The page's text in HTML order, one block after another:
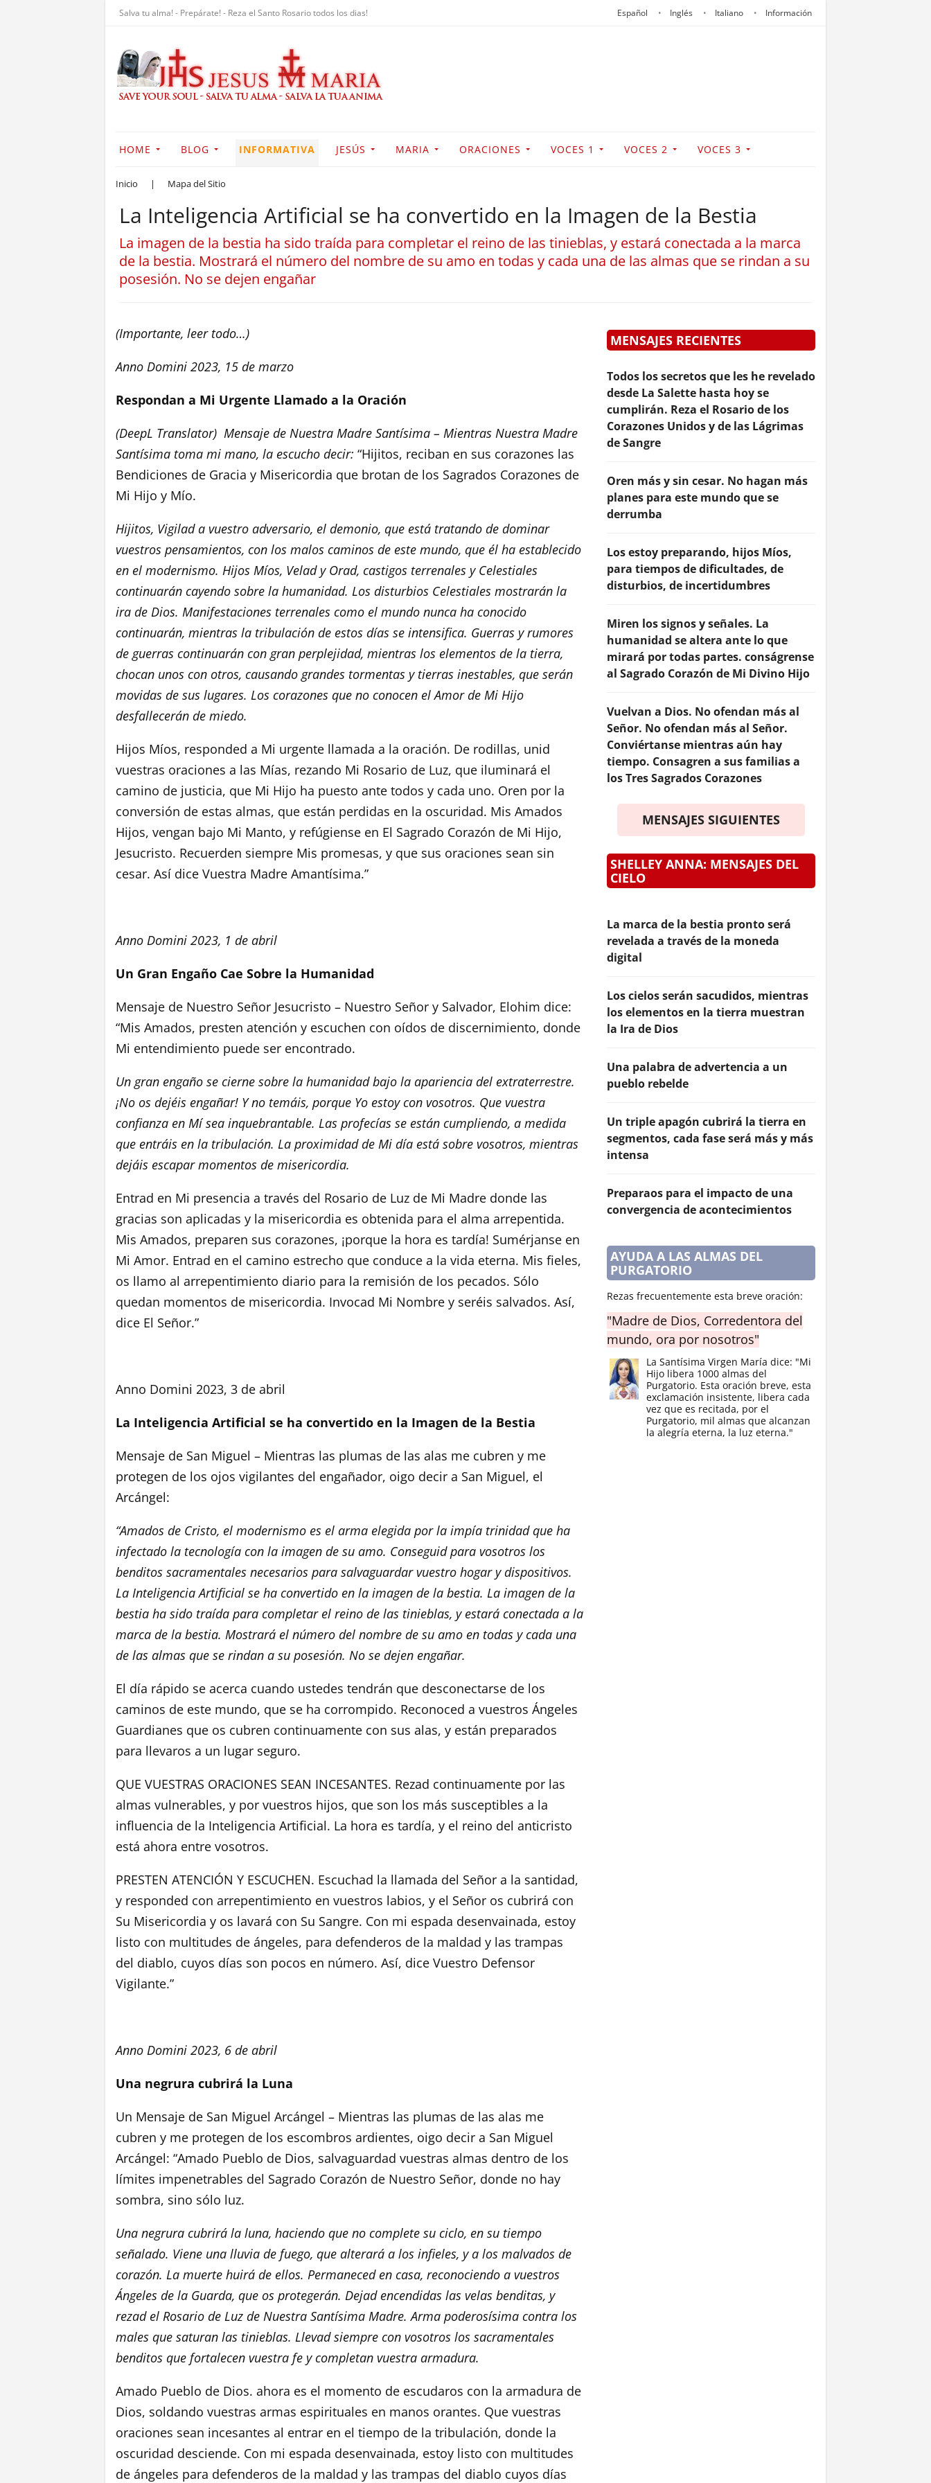
Salva tu alma! - Prepárate! - Reza el Santo Rosario todos los dias! Español Inglés Italiano Información
HOME BLOG INFORMATIVA JESÚS MARIA ORACIONES VOCES 1 VOCES 2 VOCES 3
Inicio | Mapa del Sitio
La Inteligencia Artificial se ha convertido en la Imagen de la Bestia
La imagen de la bestia ha sido traída para completar el reino de las tinieblas, y estará conectada a la marca
de la bestia. Mostrará el número del nombre de su amo en todas y cada una de las almas que se rindan a su
posesión. No se dejen engañar
(Importante, leer todo…)
Anno Domini 2023, 15 de marzo
Respondan a Mi Urgente Llamado a la Oración
(DeepL Translator) Mensaje de Nuestra Madre Santísima – Mientras Nuestra Madre
Santísima toma mi mano, la escucho decir: “Hijitos, reciban en sus corazones las
Bendiciones de Gracia y Misericordia que brotan de los Sagrados Corazones de
Mi Hijo y Mío.
Hijitos, Vigilad a vuestro adversario, el demonio, que está tratando de dominar
vuestros pensamientos, con los malos caminos de este mundo, que él ha establecido
en el modernismo. Hijos Míos, Velad y Orad, castigos terrenales y Celestiales
continuarán cayendo sobre la humanidad. Los disturbios Celestiales mostrarán la
ira de Dios. Manifestaciones terrenales como el mundo nunca ha conocido
continuarán, mientras la tribulación de estos días se intensifica. Guerras y rumores
de guerras continuarán con gran perplejidad, mientras los elementos de la tierra,
chocan unos con otros, causando grandes tormentas y tierras inestables, que serán
movidas de sus lugares. Los corazones que no conocen el Amor de Mi Hijo
desfallecerán de miedo.
Hijos Míos, responded a Mi urgente llamada a la oración. De rodillas, unid
vuestras oraciones a las Mías, rezando Mi Rosario de Luz, que iluminará el
camino de justicia, que Mi Hijo ha puesto ante todos y cada uno. Oren por la
conversión de estas almas, que están perdidas en la oscuridad. Mis Amados
Hijos, vengan bajo Mi Manto, y refúgiense en El Sagrado Corazón de Mi Hijo,
Jesucristo. Recuerden siempre Mis promesas, y que sus oraciones sean sin
cesar. Así dice Vuestra Madre Amantísima.”
Anno Domini 2023, 1 de abril
Un Gran Engaño Cae Sobre la Humanidad
Mensaje de Nuestro Señor Jesucristo – Nuestro Señor y Salvador, Elohim dice:
“Mis Amados, presten atención y escuchen con oídos de discernimiento, donde
Mi entendimiento puede ser encontrado.
Un gran engaño se cierne sobre la humanidad bajo la apariencia del extraterrestre.
¡No os dejéis engañar! Y no temáis, porque Yo estoy con vosotros. Que vuestra
confianza en Mí sea inquebrantable. Las profecías se están cumpliendo, a medida
que entráis en la tribulación. La proximidad de Mi día está sobre vosotros, mientras
dejáis escapar momentos de misericordia.
Entrad en Mi presencia a través del Rosario de Luz de Mi Madre donde las
gracias son aplicadas y la misericordia es obtenida para el alma arrepentida.
Mis Amados, preparen sus corazones, ¡porque la hora es tardía! Sumérjanse en
Mi Amor. Entrad en el camino estrecho que conduce a la vida eterna. Mis fieles,
os llamo al arrepentimiento diario para la remisión de los pecados. Sólo
quedan momentos de misericordia. Invocad Mi Nombre y seréis salvados. Así,
dice El Señor.”
Anno Domini 2023, 3 de abril
La Inteligencia Artificial se ha convertido en la Imagen de la Bestia
Mensaje de San Miguel – Mientras las plumas de las alas me cubren y me
protegen de los ojos vigilantes del engañador, oigo decir a San Miguel, el
Arcángel:
“Amados de Cristo, el modernismo es el arma elegida por la impía trinidad que ha
infectado la tecnología con la imagen de su amo. Conseguid para vosotros los
benditos sacramentales necesarios para salvaguardar vuestro hogar y dispositivos.
La Inteligencia Artificial se ha convertido en la imagen de la bestia. La imagen de la
bestia ha sido traída para completar el reino de las tinieblas, y estará conectada a la
marca de la bestia. Mostrará el número del nombre de su amo en todas y cada una
de las almas que se rindan a su posesión. No se dejen engañar.
El día rápido se acerca cuando ustedes tendrán que desconectarse de los
caminos de este mundo, que se ha corrompido. Reconoced a vuestros Ángeles
Guardianes que os cubren continuamente con sus alas, y están preparados
para llevaros a un lugar seguro.
QUE VUESTRAS ORACIONES SEAN INCESANTES. Rezad continuamente por las
almas vulnerables, y por vuestros hijos, que son los más susceptibles a la
influencia de la Inteligencia Artificial. La hora es tardía, y el reino del anticristo
está ahora entre vosotros.
PRESTEN ATENCIÓN Y ESCUCHEN. Escuchad la llamada del Señor a la santidad,
y responded con arrepentimiento en vuestros labios, y el Señor os cubrirá con
Su Misericordia y os lavará con Su Sangre. Con mi espada desenvainada, estoy
listo con multitudes de ángeles, para defenderos de la maldad y las trampas
del diablo, cuyos días son pocos en número. Así, dice Vuestro Defensor
Vigilante.”
Anno Domini 2023, 6 de abril
Una negrura cubrirá la Luna
Un Mensaje de San Miguel Arcángel – Mientras las plumas de las alas me
cubren y me protegen de los escombros ardientes, oigo decir a San Miguel
Arcángel: “Amado Pueblo de Dios, salvaguardad vuestras almas dentro de los
límites impenetrables del Sagrado Corazón de Nuestro Señor, donde no hay
sombra, sino sólo luz.
Una negrura cubrirá la luna, haciendo que no complete su ciclo, en su tiempo
señalado. Viene una lluvia de fuego, que alterará a los infieles, y a los malvados de
corazón. La muerte huirá de ellos. Permaneced en casa, reconociendo a vuestros
Ángeles de la Guarda, que os protegerán. Dejad encendidas las velas benditas, y
rezad el Rosario de Luz de Nuestra Santísima Madre. Arma poderosísima contra los
males que saturan las tinieblas. Llevad siempre con vosotros los sacramentales
benditos que fortalecen vuestra fe y completan vuestra armadura.
Amado Pueblo de Dios. ahora es el momento de escudaros con la armadura de
Dios, soldando vuestras armas espirituales en manos orantes. Que vuestras
oraciones sean incesantes al entrar en el tiempo de la tribulación, donde la
oscuridad desciende. Con mi espada desenvainada, estoy listo con multitudes
de ángeles para defenderos de la maldad y las trampas del diablo cuyos días
MENSAJES RECIENTES
Todos los secretos que les he revelado
desde La Salette hasta hoy se
cumplirán. Reza el Rosario de los
Corazones Unidos y de las Lágrimas
de Sangre
Oren más y sin cesar. No hagan más
planes para este mundo que se
derrumba
Los estoy preparando, hijos Míos,
para tiempos de dificultades, de
disturbios, de incertidumbres
Miren los signos y señales. La
humanidad se altera ante lo que
mirará por todas partes. conságrense
al Sagrado Corazón de Mi Divino Hijo
Vuelvan a Dios. No ofendan más al
Señor. No ofendan más al Señor.
Conviértanse mientras aún hay
tiempo. Consagren a sus familias a
los Tres Sagrados Corazones
MENSAJES SIGUIENTES
SHELLEY ANNA: MENSAJES DEL
CIELO
La marca de la bestia pronto será
revelada a través de la moneda
digital
Los cielos serán sacudidos, mientras
los elementos en la tierra muestran
la Ira de Dios
Una palabra de advertencia a un
pueblo rebelde
Un triple apagón cubrirá la tierra en
segmentos, cada fase será más y más
intensa
Preparaos para el impacto de una
convergencia de acontecimientos
AYUDA A LAS ALMAS DEL
PURGATORIO
Rezas frecuentemente esta breve oración:
"Madre de Dios, Corredentora del
mundo, ora por nosotros"
La Santísima Virgen María dice: "Mi
Hijo libera 1000 almas del
Purgatorio. Esta oración breve, esta
exclamación insistente, libera cada
vez que es recitada, por el
Purgatorio, mil almas que alcanzan
la alegría eterna, la luz eterna."